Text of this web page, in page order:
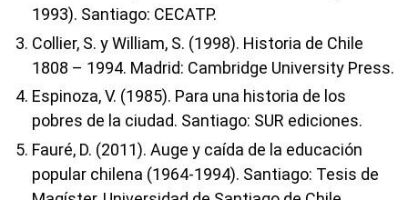
1993). Santiago: CECATP.
Collier, S. y William, S. (1998). Historia de Chile
1808 – 1994. Madrid: Cambridge University Press.
Espinoza, V. (1985). Para una historia de los
pobres de la ciudad. Santiago: SUR ediciones.
Fauré, D. (2011). Auge y caída de la educación
popular chilena (1964-1994). Santiago: Tesis de